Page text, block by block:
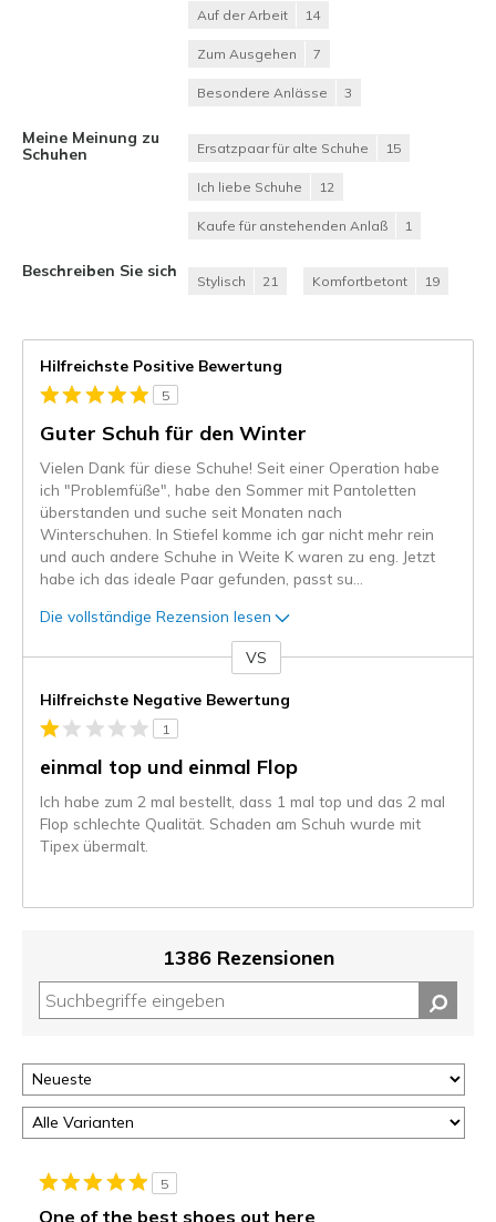
Auf der Arbeit 14
Zum Ausgehen 7
Besondere Anlässe 3
Meine Meinung zu
Schuhen
Ersatzpaar für alte Schuhe 15
Ich liebe Schuhe 12
Kaufe für anstehenden Anlaß 1
Beschreiben Sie sich
Stylisch 21 Komfortbetont 19
Hilfreichste Positive Bewertung
5
Guter Schuh für den Winter
Vielen Dank für diese Schuhe! Seit einer Operation habe
ich "Problemfüße", habe den Sommer mit Pantoletten
überstanden und suche seit Monaten nach
Winterschuhen. In Stiefel komme ich gar nicht mehr rein
und auch andere Schuhe in Weite K waren zu eng. Jetzt
habe ich das ideale Paar gefunden, passt su
Die vollständige Rezension lesen
VS
Hilfreichste Negative Bewertung
1
einmal top und einmal Flop
Ich habe zum 2 mal bestellt, dass 1 mal top und das 2 mal
Flop schlechte Qualität. Schaden am Schuh wurde mit
Tipex übermalt.
1386 Rezensionen
5
One of the best shoes out here